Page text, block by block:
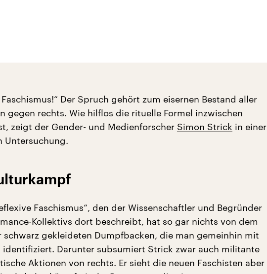
Der Spruch gehört zum eisernen Bestand aller
gegen rechts. Wie hilflos die rituelle Formel inzwischen
zeigt der Gender- und Medienforscher Simon Strick in einer
Untersuchung.
Faschismus“, den der Wissenschaftler und Begründer
Kollektivs dort beschreibt, hat so gar nichts von dem
schwarz gekleideten Dumpfbacken, die man gemeinhin mit
identifiziert. Darunter subsumiert Strick zwar auch militante
Aktionen von rechts. Er sieht die neuen Faschisten aber